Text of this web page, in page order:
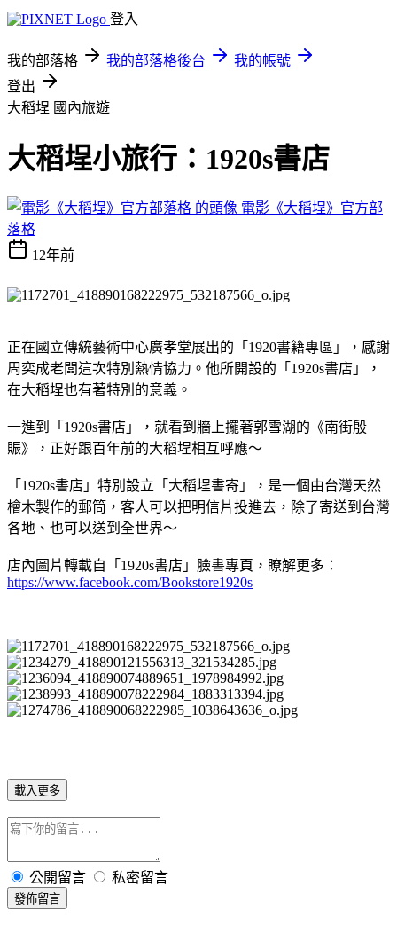
登入
我的部落格 我的部落格後台
我的帳號
登出
大稻埕 國內旅遊
大稻埕小旅行：1920s書店
電影《大稻埕》官方部
落格
12年前
正在國立傳統藝術中心廣孝堂展出的「1920書籍專區」，感謝
周奕成老闆這次特別熱情協力。他所開設的「1920s書店」，
在大稻埕也有著特別的意義。
一進到「1920s書店」，就看到牆上擺著郭雪湖的《南街殷
賑》，正好跟百年前的大稻埕相互呼應～
「1920s書店」特別設立「大稻埕書寄」，是一個由台灣天然
檜木製作的郵筒，客人可以把明信片投進去，除了寄送到台灣
各地、也可以送到全世界～
店內圖片轉載自「1920s書店」臉書專頁，瞭解更多：
https://www.facebook.com/Bookstore1920s
載入更多
公開留言 私密留言
發佈留言